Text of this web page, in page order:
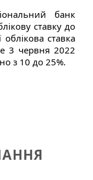
банк
ставку до
облікова ставка
3 червня 2022
з 10 до 25%.